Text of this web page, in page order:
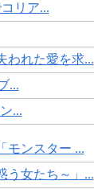
リア...
われた愛を求...
...
...
モンスター ...
う女たち～」...